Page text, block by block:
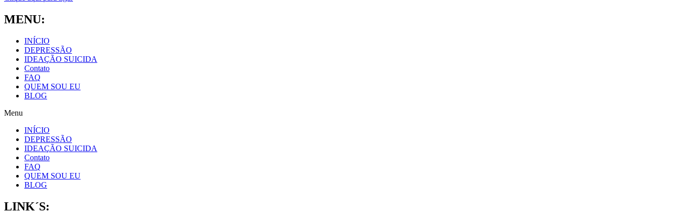
MENU:
INÍCIO
DEPRESSÃO
IDEAÇÃO SUICIDA
Contato
FAQ
QUEM SOU EU
BLOG
Menu
INÍCIO
DEPRESSÃO
IDEAÇÃO SUICIDA
Contato
FAQ
QUEM SOU EU
BLOG
LINK´S: